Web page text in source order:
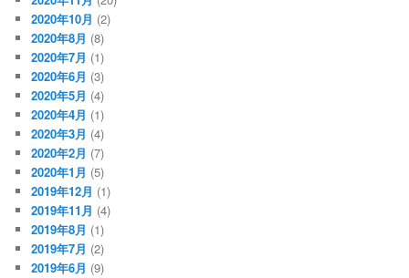
2020年10月 (2)
2020年8月 (8)
2020年7月 (1)
2020年6月 (3)
2020年5月 (4)
2020年4月 (1)
2020年3月 (4)
2020年2月 (7)
2020年1月 (5)
2019年12月 (1)
2019年11月 (4)
2019年8月 (1)
2019年7月 (2)
2019年6月 (9)